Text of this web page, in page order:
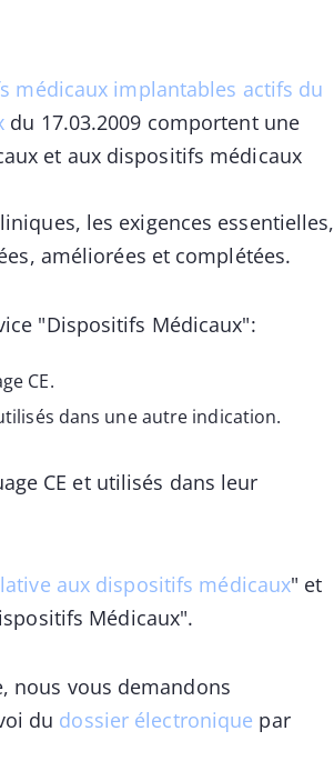
médicaux implantables actifs du
du 17.03.2009 comportent une
et aux dispositifs médicaux
les exigences essentielles,
améliorées et complétées.
"Dispositifs Médicaux":
CE.
dans une autre indication.
CE et utilisés dans leur
aux dispositifs médicaux" et
Médicaux".
nous vous demandons
du dossier électronique par